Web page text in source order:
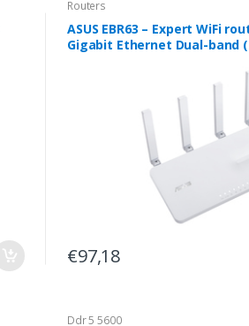
Routers
ASUS EBR63 – Expert WiFi
Gigabit Ethernet Dual-band
€97,18
Ddr 5 5600